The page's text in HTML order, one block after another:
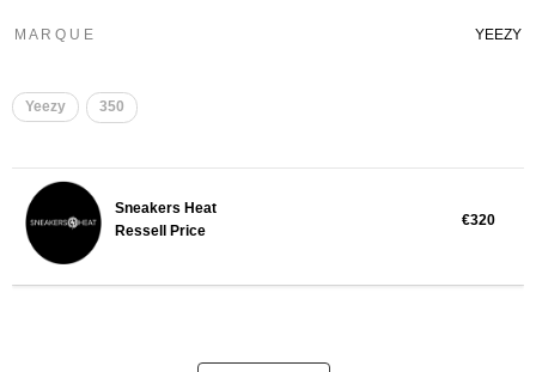
M A R Q U E YEEZY
Yeezy 350
Sneakers Heat
Ressell Price
€320